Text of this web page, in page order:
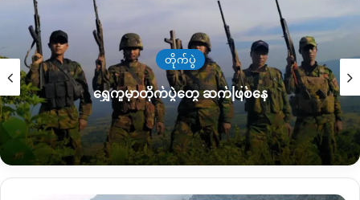
ဆမ်တို့ဖြစ်သည်။
ကချင်ပြည်နယ်အပြီး မွန်ပြည်နယ်သို့ဆက်လက်သွားရောက်မည်
ဖြစ်ပြီး ပြည်နယ် ၂ ခုရှိ တိုင်းရင်းသားနိုင်ငံရေးပါတီများ၏ ဆွေးနွေး
ချက်များကို NLD ဗဟိုသို့ ပြန်လည်တင်ပြသွားမည်ဖြစ်ကြောင်း သိ
ရသည်။
အဆိုပါကိစ္စနှင့်ပတ်သက်ပြီး ကချင်ပြည်နယ်တွင် ပြည်နယ်
လွှတ်တော် ၃ နေရာနှင့် ပြည်သူ့လွှတ်တော် ၁ နေရာအနိုင်ရရှိထား
တိုက်ပွဲ
ရွှေကူမှာတိုက်ပွဲတွေ ဆက်ဖြစ်နေ